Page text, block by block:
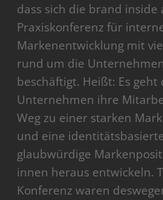
dass sich die brand inside
Praxiskonferenz für
Markenentwicklung mit
rund um die
beschäftigt. Heißt: Es
Unternehmen ihre
Weg zu einer starken
und eine
glaubwürdige
innen heraus entwickeln.
Konferenz waren